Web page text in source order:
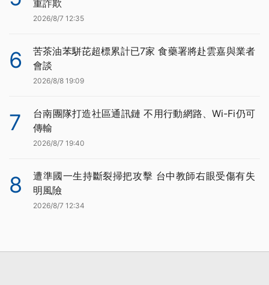
重詐欺
2026/8/7 12:35
6
苦茶油苯駢芘超標累計已7家 食藥署將赴雲嘉與業者
會談
2026/8/8 19:09
7
台南團隊打造社區通訊鏈 不用行動網路、Wi-Fi仍可
傳輸
2026/8/7 19:40
8
遭準國一生持斷裂掃把攻擊 台中教師右眼受傷有失
明風險
2026/8/7 12:34